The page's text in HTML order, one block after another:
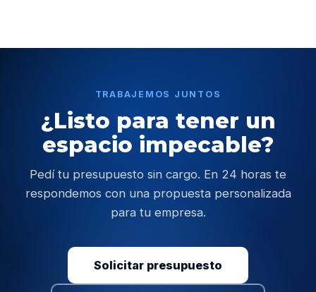
TRABAJEMOS JUNTOS
¿Listo para tener un
espacio impecable?
Pedí tu presupuesto sin cargo. En 24 horas te
respondemos con una propuesta personalizada
para tu empresa.
Solicitar presupuesto